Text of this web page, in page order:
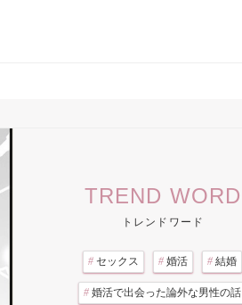
TREND WORD
トレンドワード
# セックス # 婚活 # 結婚
# 婚活で出会った論外な男性の話